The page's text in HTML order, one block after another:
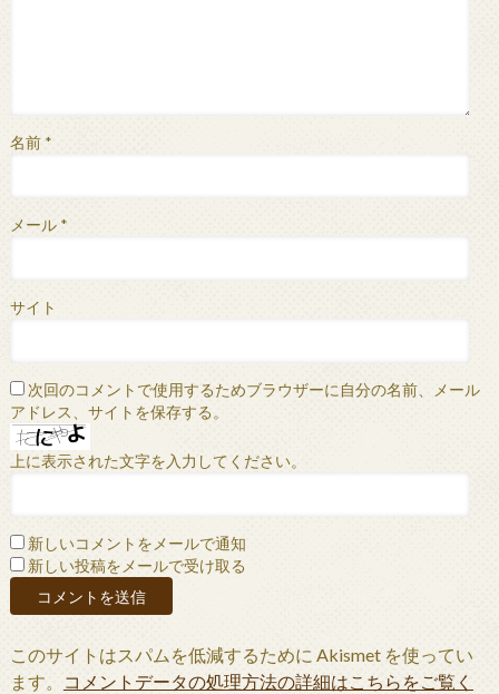
名前 *
メール *
サイト
次回のコメントで使用するためブラウザーに自分の名前、メール
アドレス、サイトを保存する。
上に表示された文字を入力してください。
新しいコメントをメールで通知
新しい投稿をメールで受け取る
このサイトはスパムを低減するために Akismet を使ってい
ます。
コメントデータの処理方法の詳細はこちらをご覧く